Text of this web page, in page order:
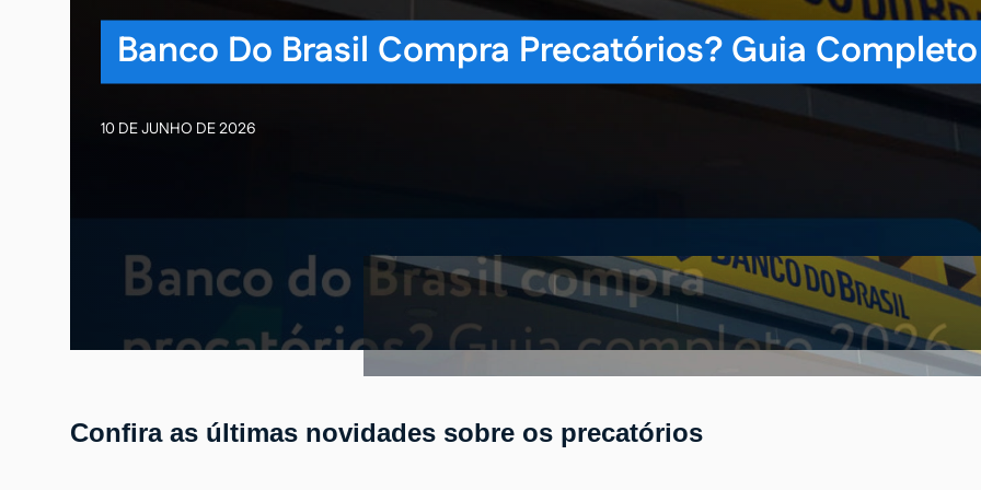
Banco Do Brasil Compra Precatórios? Guia
10 DE JUNHO DE 2026
Confira as últimas novidades sobre os precatórios